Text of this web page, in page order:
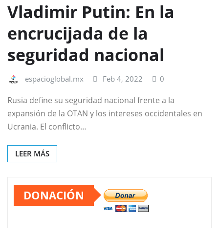
Vladimir Putin: En la
encrucijada de la
seguridad nacional
espacioglobal.mx Feb 4, 2022 0
Rusia define su seguridad nacional frente a la
expansión de la OTAN y los intereses occidentales en
Ucrania. El conflicto…
LEER MÁS
DONACIÓN